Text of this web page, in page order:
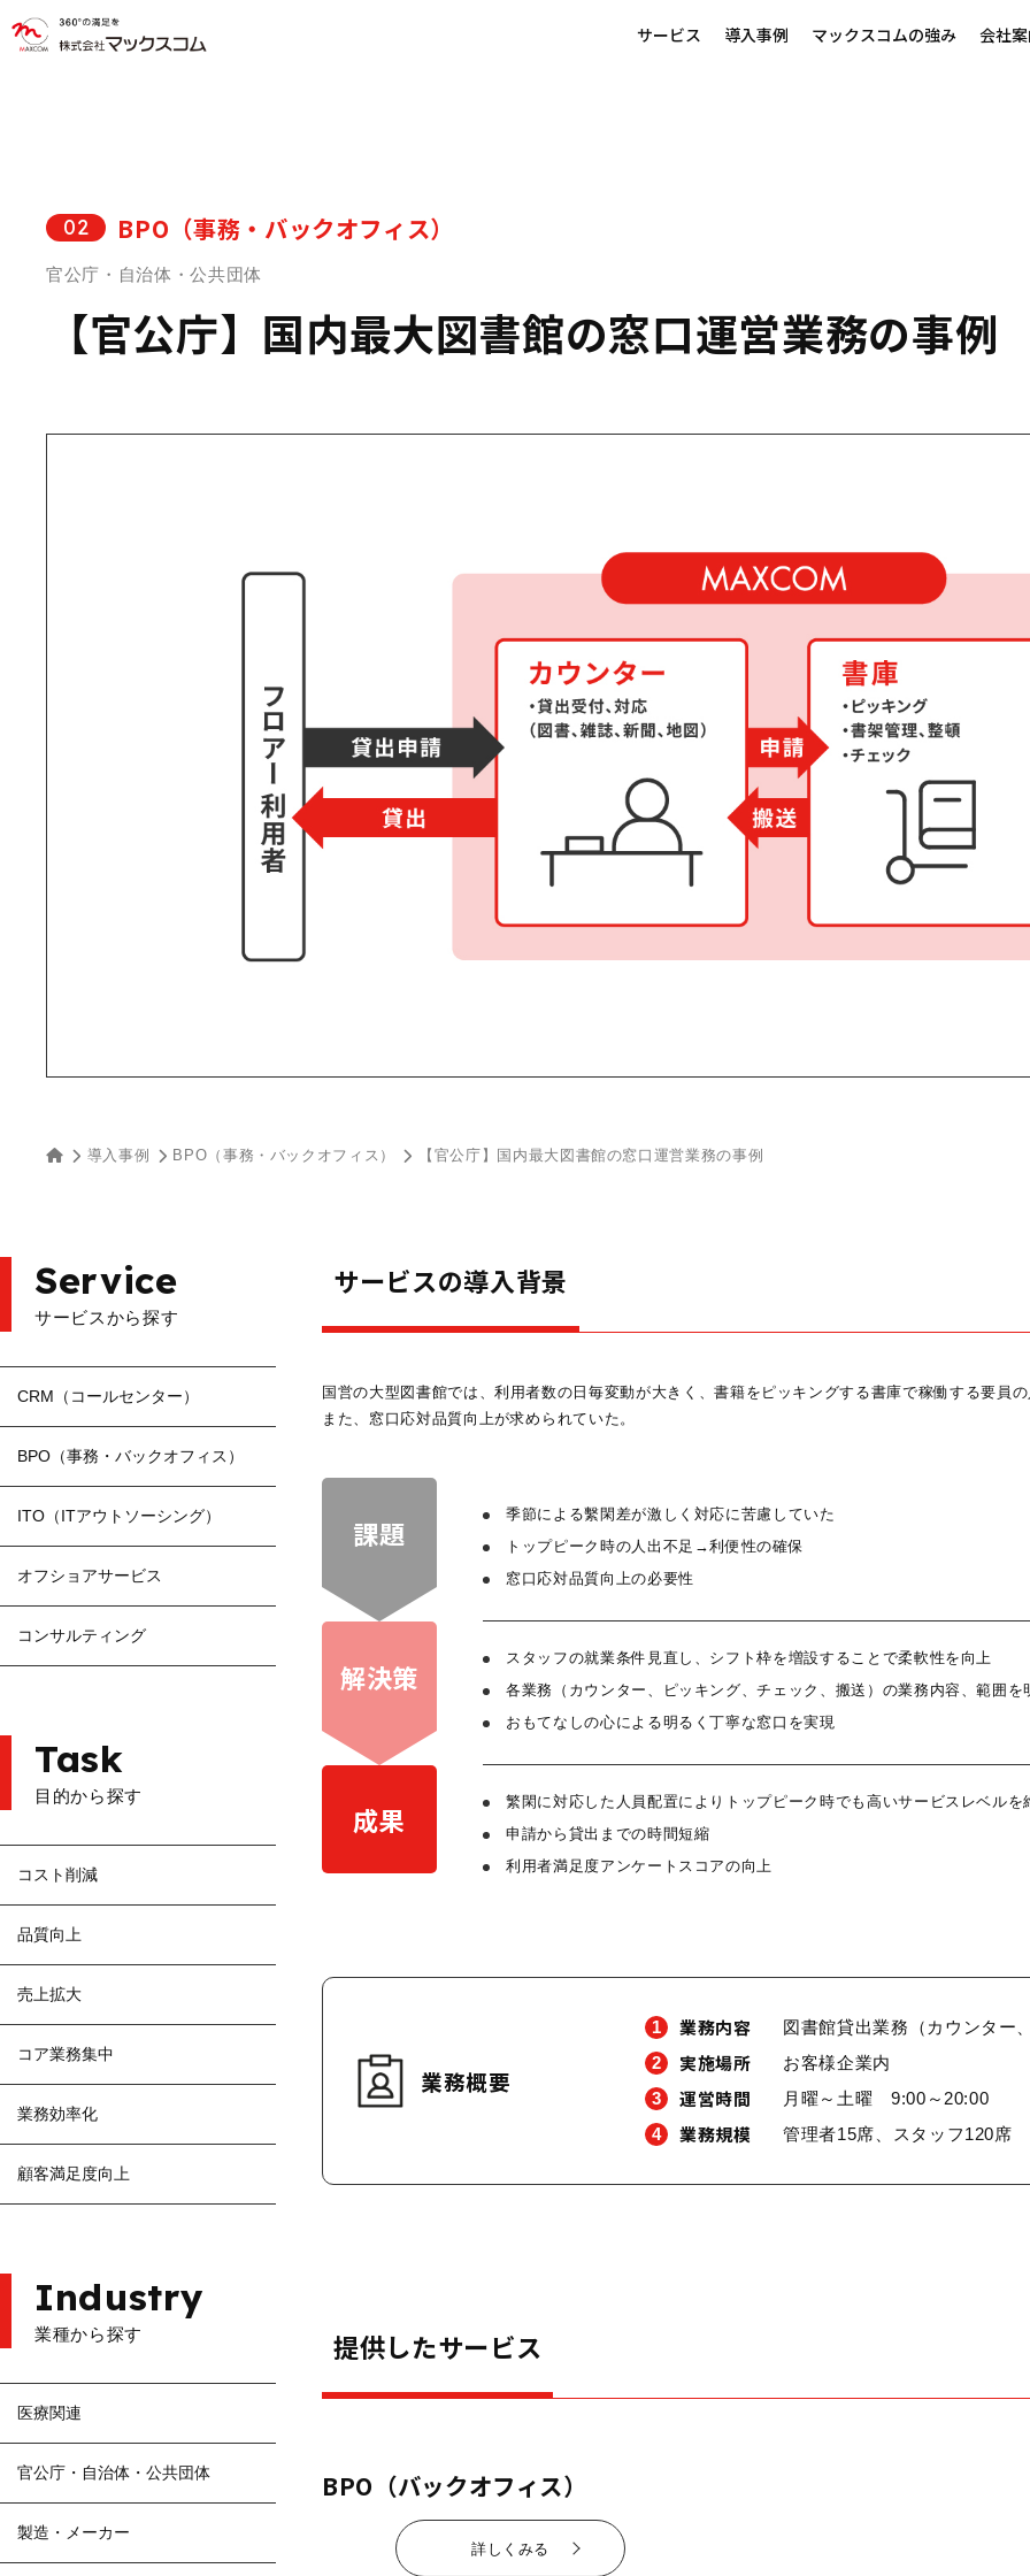
サービス 導入事例 マックスコムの強み 会社
02 BPO（事務・バックオフィス）
官公庁・自治体・公共団体
【官公庁】国内最大図書館の窓口運営業務の事例
導入事例 BPO（事務・バックオフィス） 【官公庁】国内最大図書館の窓口運営業務の事例
Service
サービスから探す
CRM（コールセンター）
BPO（事務・バックオフィス）
ITO（ITアウトソーシング）
オフショアサービス
コンサルティング
Task
目的から探す
コスト削減
品質向上
売上拡大
コア業務集中
業務効率化
顧客満足度向上
Industry
業種から探す
医療関連
官公庁・自治体・公共団体
製造・メーカー
サービスの導入背景
国営の大型図書館では、利用者数の日毎変動が大きく、書籍をピッキングする書庫で稼働する要員の
また、窓口応対品質向上が求められていた。
課題
季節による繫閑差が激しく対応に苦慮していた
トップピーク時の人出不足→利便性の確保
窓口応対品質向上の必要性
解決策
スタッフの就業条件見直し、シフト枠を増設することで柔軟性を向上
各業務（カウンター、ピッキング、チェック、搬送）の業務内容、範囲を
おもてなしの心による明るく丁寧な窓口を実現
成果
繁閑に対応した人員配置によりトップピーク時でも高いサービスレベルを
申請から貸出までの時間短縮
利用者満足度アンケートスコアの向上
業務概要
1 業務内容
図書館貸出業務（カウンター
2
実施場所
お客様企業内
3
運営時間
月曜～土曜 9:00～20:00
4
業務規模 管理者15席、スタッフ120席
提供したサービス
BPO（バックオフィス）
詳しくみる